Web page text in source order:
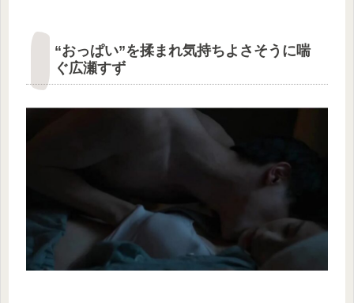
“おっぱい”を揉まれ気持ちよさそうに喘
ぐ広瀬すず